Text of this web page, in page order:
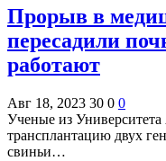
Прорыв в
пересадили
работают
Авг 18, 2023 30 0 0
Ученые из
трансплантацию двух
свиньи…